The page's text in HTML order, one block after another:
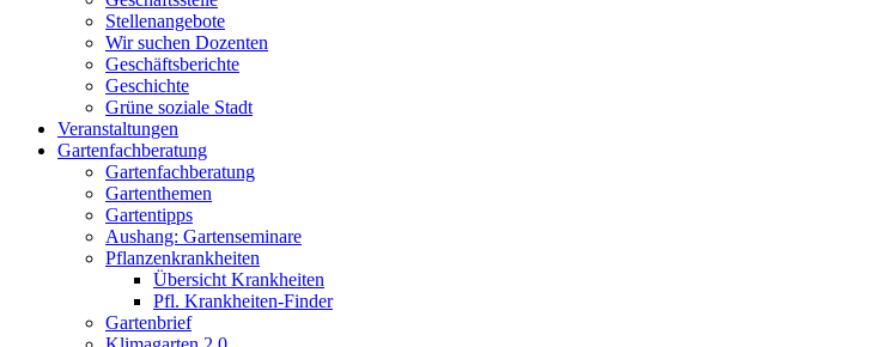
Stellenangebote
Wir suchen Dozenten
Geschäftsberichte
Geschichte
Grüne soziale Stadt
Veranstaltungen
Gartenfachberatung
Gartenfachberatung
Gartenthemen
Gartentipps
Aushang: Gartenseminare
Pflanzenkrankheiten
Übersicht Krankheiten
Pfl. Krankheiten-Finder
Gartenbrief